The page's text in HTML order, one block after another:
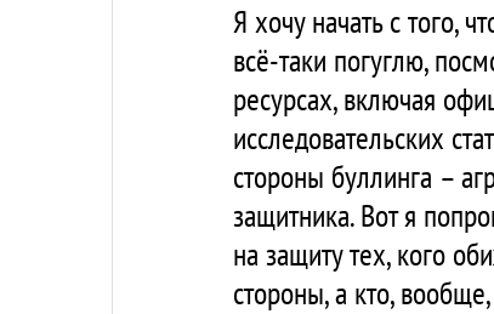
Я хочу начать с того,
всё-таки погуглю,
ресурсах, включая
исследовательских
стороны буллинга –
защитника. Вот я
на защиту тех, кого
стороны, а кто,